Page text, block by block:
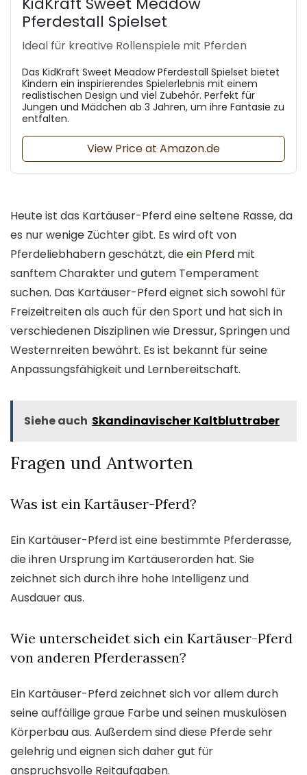
Pferdestall Spielset
Ideal für kreative Rollenspiele mit Pferden
Das KidKraft Sweet Meadow Pferdestall Spielset bietet
Kindern ein inspirierendes Spielerlebnis mit einem
realistischen Design und viel Zubehör. Perfekt für
Jungen und Mädchen ab 3 Jahren, um ihre Fantasie zu
entfalten.
View Price at Amazon.de
Heute ist das Kartäuser-Pferd eine seltene Rasse, da
es nur wenige Züchter gibt. Es wird oft von
Pferdeliebhabern geschätzt, dieein Pferd mit
sanftem Charakter und gutem Temperament
suchen. Das Kartäuser-Pferd eignet sich sowohl für
Freizeitreiten als auch für den Sport und hat sich in
verschiedenen Disziplinen wie Dressur, Springen und
Westernreiten bewährt. Es ist bekannt für seine
Anpassungsfähigkeit und Lernbereitschaft.
Siehe auch Skandinavischer Kaltbluttraber
Fragen und Antworten
Was ist ein Kartäuser-Pferd?
Ein Kartäuser-Pferd ist eine bestimmte Pferderasse,
die ihren Ursprung im Kartäuserorden hat. Sie
zeichnet sich durch ihre hohe Intelligenz und
Ausdauer aus.
Wie unterscheidet sich ein Kartäuser-Pferd
von anderen Pferderassen?
Ein Kartäuser-Pferd zeichnet sich vor allem durch
seine auffällige graue Farbe und seinen muskulösen
Körperbau aus. Außerdem sind diese Pferde sehr
gelehrig und eignen sich daher gut für
anspruchsvolle Reitaufgaben.